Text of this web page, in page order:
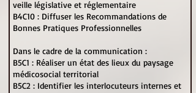
veille législative et réglementaire
B4C10 : Diffuser les Recommandations de
Bonnes Pratiques Professionnelles
Dans le cadre de la communication :
B5C1 : Réaliser un état des lieux du paysage
médicosocial territorial
B5C2 : Identifier les interlocuteurs internes et